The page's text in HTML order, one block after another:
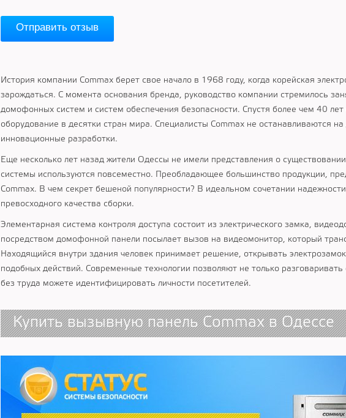
История компании Сommax берет свое начало в 1968 году, когда корейская
зарождаться. С момента основания бренда, руководство компании стремилось
домофонных систем и систем обеспечения безопасности. Спустя более чем 40
оборудование в десятки стран мира. Специалисты Сommax не останавливаются
инновационные разработки.
Еще несколько лет назад жители Одессы не имели представления о существовании
системы используются повсеместно. Преобладающее большинство продукции,
Сommax. В чем секрет бешеной популярности? В идеальном сочетании
превосходного качества сборки.
Элементарная система контроля доступа состоит из электрического замка,
посредством домофонной панели посылает вызов на видеомонитор, который
Находящийся внутри здания человек принимает решение, открывать
подобных действий. Современные технологии позволяют не только
без труда можете идентифицировать личности посетителей.
Купить вызывную панель Сommax в Одессе
Отправить отзыв